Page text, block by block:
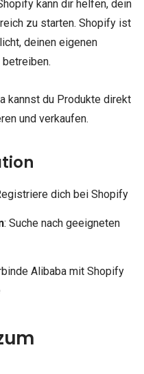
kann dir helfen, dein
zu starten. Shopify ist
deinen eigenen
kannst du Produkte direkt
und verkaufen.
dich bei Shopify
: Suche nach geeigneten
Alibaba mit Shopify